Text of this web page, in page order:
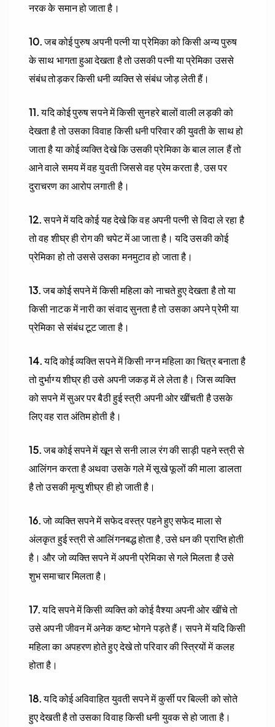
नरक के समान हो जाता है।
10.जब कोई पुरुष अपनी पत्नी या प्रेमिका को किसी अन्य पुरुष
के साथ भागता हुआ देखता है तो उसकी पत्नी या प्रेमिका उससे
संबंध तोड़कर किसी धनी व्यक्ति से संबंध जोड़ लेती हैं।
11.यदि कोई पुरुष सपने में किसी सुनहरे बालों वाली लड़की को
देखता है तो उसका विवाह किसी धनी परिवार की युवती के साथ हो
जाता है या कोई व्यक्ति देखे कि उसकी प्रेमिका के बाल लाल हैं तो
आने वाले समय में वह युवती जिससे वह प्रेम करता है, उस पर
दुराचरण का आरोप लगाती है।
12.सपने में यदि कोई यह देखे कि वह अपनी पत्नी से विदा ले रहा है
तो वह शीघ्र ही रोग की चपेट में आ जाता है। यदि उसकी कोई
प्रेमिका हो तो उससे उसका मनमुटाव हो जाता है।
13.जब कोई सपने में किसी महिला को नाचते हुए देखता है तो या
किसी नाटक में नारी का संवाद सुनता है तो उसका अपने प्रेमी या
प्रेमिका से संबंध टूट जाता है।
14.यदि कोई व्यक्ति सपने में किसी नग्न महिला का चित्र बनाता है
तो दुर्भाग्य शीघ्र ही उसे अपनी जकड़ में ले लेता है। जिस व्यक्ति
को सपने में सुअर पर बैठी हुई स्त्री अपनी ओर खींचती है उसके
लिए वह रात अंतिम होती है।
15.जब कोई सपने में खून से सनी लाल रंग की साड़ी पहने स्त्री से
आलिंगन करता है अथवा उसके गले में सूखे फूलों की माला डालता
है तो उसकी मृत्यु शीघ्र ही हो जाती है।
16.जो व्यक्ति सपने में सफेद वस्त्र पहने हुए सफेद माला से
अंलकृत हुई स्त्री से आलिंगनबद्ध होता है, उसे धन की प्राप्ति होती
है। और जो व्यक्ति सपने में अपनी प्रेमिका से गले मिलता है उसे
शुभ समाचार मिलता है।
17.यदि सपने में किसी व्यक्ति को कोई वैश्या अपनी ओर खींचे तो
उसे अपनी जीवन में अनेक कष्ट भोगने पड़ते हैं। सपने में यदि किसी
महिला का अपहरण होते हुए देखे तो परिवार की स्त्रियों में कलह
होता है।
18.यदि कोई अविवाहित युवती सपने में कुर्सी पर बिल्ली को सोते
हुए देखती है तो उसका विवाह किसी धनी युवक से हो जाता है।